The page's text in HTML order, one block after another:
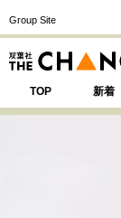
Group Site
TOP 新着
注目の